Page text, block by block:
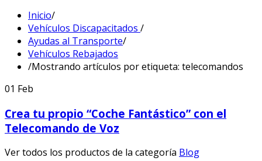
Inicio/
Vehículos Discapacitados /
Ayudas al Transporte/
Vehículos Rebajados
/Mostrando artículos por etiqueta: telecomandos
01 Feb
Crea tu propio “Coche Fantástico” con el
Telecomando de Voz
Ver todos los productos de la categoría Blog